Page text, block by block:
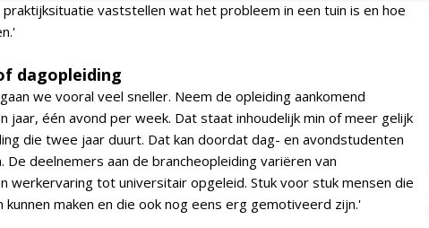
vaststellen wat het probleem in een tuin is en hoe
dagopleiding
we vooral veel sneller. Neem de opleiding aankomend
jaar, één avond per week. Dat staat inhoudelijk min of meer gelijk
die twee jaar duurt. Dat kan doordat dag- en avondstudenten
De deelnemers aan de brancheopleiding variëren van
werkervaring tot universitair opgeleid. Stuk voor stuk mensen die
kunnen maken en die ook nog eens erg gemotiveerd zijn.'